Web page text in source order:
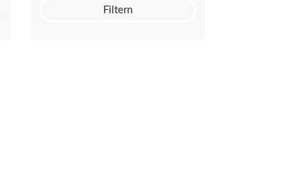
Filtern